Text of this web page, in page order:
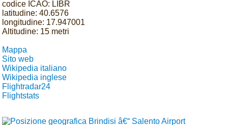
codice ICAO: LIBR
latitudine: 40.6576
longitudine: 17.947001
Altitudine: 15 metri
Mappa
Sito web
Wikipedia italiano
Wikipedia inglese
Flightradar24
Flightstats